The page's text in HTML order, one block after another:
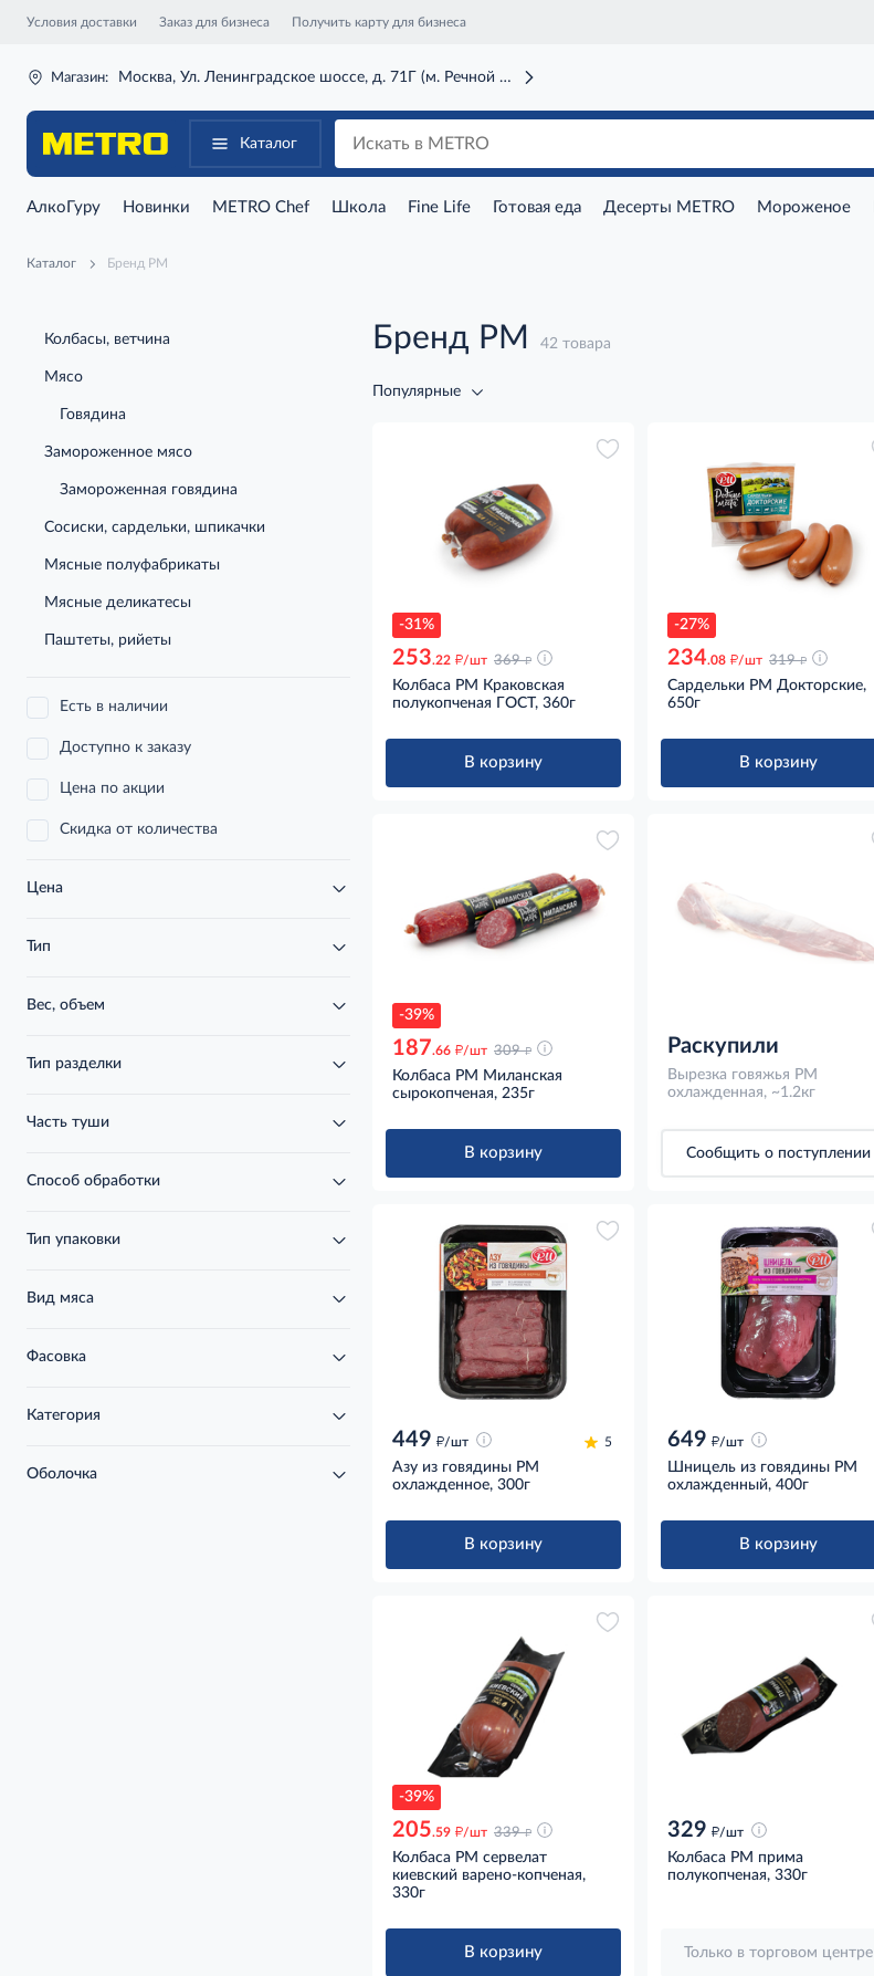
Условия доставки Заказ для бизнеса Получить карту для бизнеса
Магазин: Москва, Ул. Ленинградское шоссе, д. 71Г (м. Речной вокзал)
Каталог
АлкоГуру Новинки METRO Chef Школа Fine Life Готовая еда Десерты METRO Мороженое
Каталог Бренд РМ
Колбасы, ветчина
Мясо
Говядина
Замороженное мясо
Замороженная говядина
Сосиски, сардельки, шпикачки
Мясные полуфабрикаты
Мясные деликатесы
Паштеты, рийеты
Есть в наличии
Доступно к заказу
Цена по акции
Скидка от количества
Цена
Тип
Вес, объем
Тип разделки
Часть туши
Способ обработки
Тип упаковки
Вид мяса
Фасовка
Категория
Оболочка
Бренд РМ 42 товара
Популярные
-31%
253.22 д/шт 369 д
Колбаса РМ Краковская
полукопченая ГОСТ, 360г
В корзину
-27%
234.08 д/шт 319 д
Сардельки РМ Докторские,
650г
В корзину
-39%
187.66 д/шт 309 д
Колбаса РМ Миланская
сырокопченая, 235г
В корзину
Раскупили
Вырезка говяжья РМ
охлажденная, ~1.2кг
Сообщить о поступлении
449 д/шт 5
Азу из говядины РМ
охлажденное, 300г
В корзину
649 д/шт
Шницель из говядины РМ
охлажденный, 400г
В корзину
-39%
205.59 д/шт 339 д
Колбаса РМ сервелат
киевский варено-копченая,
330г
В корзину
329 д/шт
Колбаса РМ прима
полукопченая, 330г
Только в торговом центре